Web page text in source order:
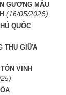
GƯƠNG MẪU
(16/05/2026)
QUỐC
THU GIỮA
VINH